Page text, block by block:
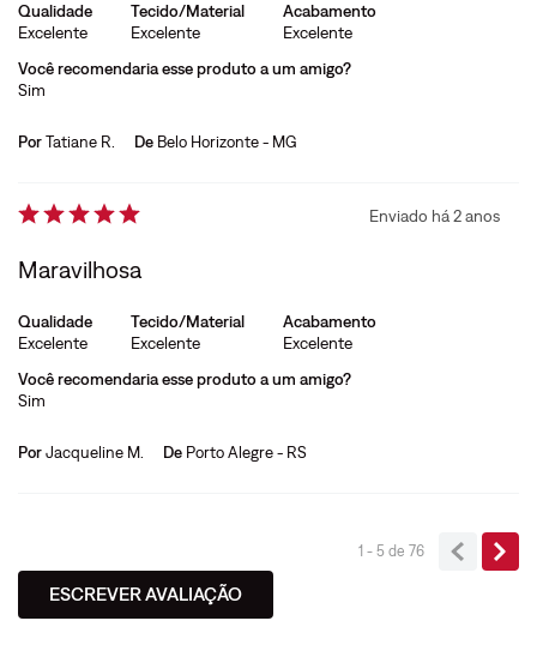
Qualidade
Excelente
Tecido/Material
Excelente
Acabamento
Excelente
Você recomendaria esse produto a um amigo?
Sim
PorTatiane R. De Belo Horizonte - MG
Enviado há2 anos
Maravilhosa
Qualidade
Excelente
Tecido/Material
Excelente
Acabamento
Excelente
Você recomendaria esse produto a um amigo?
Sim
PorJacqueline M. De Porto Alegre - RS
1 - 5de 76
ESCREVER AVALIAÇÃO